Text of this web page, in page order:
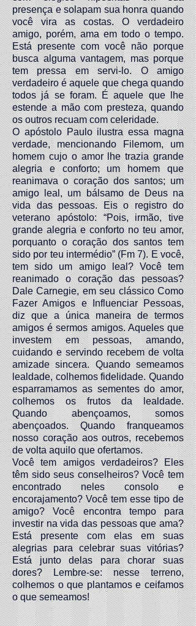
presença e solapam sua honra quando
você vira as costas. O verdadeiro
amigo, porém, ama em todo o tempo.
Está presente com você não porque
busca alguma vantagem, mas porque
tem pressa em servi-lo. O amigo
verdadeiro é aquele que chega quando
todos já se foram. É aquele que lhe
estende a mão com presteza, quando
os outros recuam com celeridade.
O apóstolo Paulo ilustra essa magna
verdade, mencionando Filemom, um
homem cujo o amor lhe trazia grande
alegria e conforto; um homem que
reanimava o coração dos santos; um
amigo leal, um bálsamo de Deus na
vida das pessoas. Eis o registro do
veterano apóstolo: “Pois, irmão, tive
grande alegria e conforto no teu amor,
porquanto o coração dos santos tem
sido por teu intermédio” (Fm 7). E você,
tem sido um amigo leal? Você tem
reanimado o coração das pessoas?
Dale Carnegie, em seu clássico Como
Fazer Amigos e Influenciar Pessoas,
diz que a única maneira de termos
amigos é sermos amigos. Aqueles que
investem em pessoas, amando,
cuidando e servindo recebem de volta
amizade sincera. Quando semeamos
lealdade, colhemos fidelidade. Quando
esparramamos as sementes do amor,
colhemos os frutos da lealdade.
Quando abençoamos, somos
abençoados. Quando franqueamos
nosso coração aos outros, recebemos
de volta aquilo que ofertamos.
Você tem amigos verdadeiros? Eles
têm sido seus conselheiros? Você tem
encontrado neles consolo e
encorajamento? Você tem esse tipo de
amigo? Você encontra tempo para
investir na vida das pessoas que ama?
Está presente com elas em suas
alegrias para celebrar suas vitórias?
Está junto delas para chorar suas
dores? Lembre-se: nesse terreno,
colhemos o que plantamos e ceifamos
o que semeamos!